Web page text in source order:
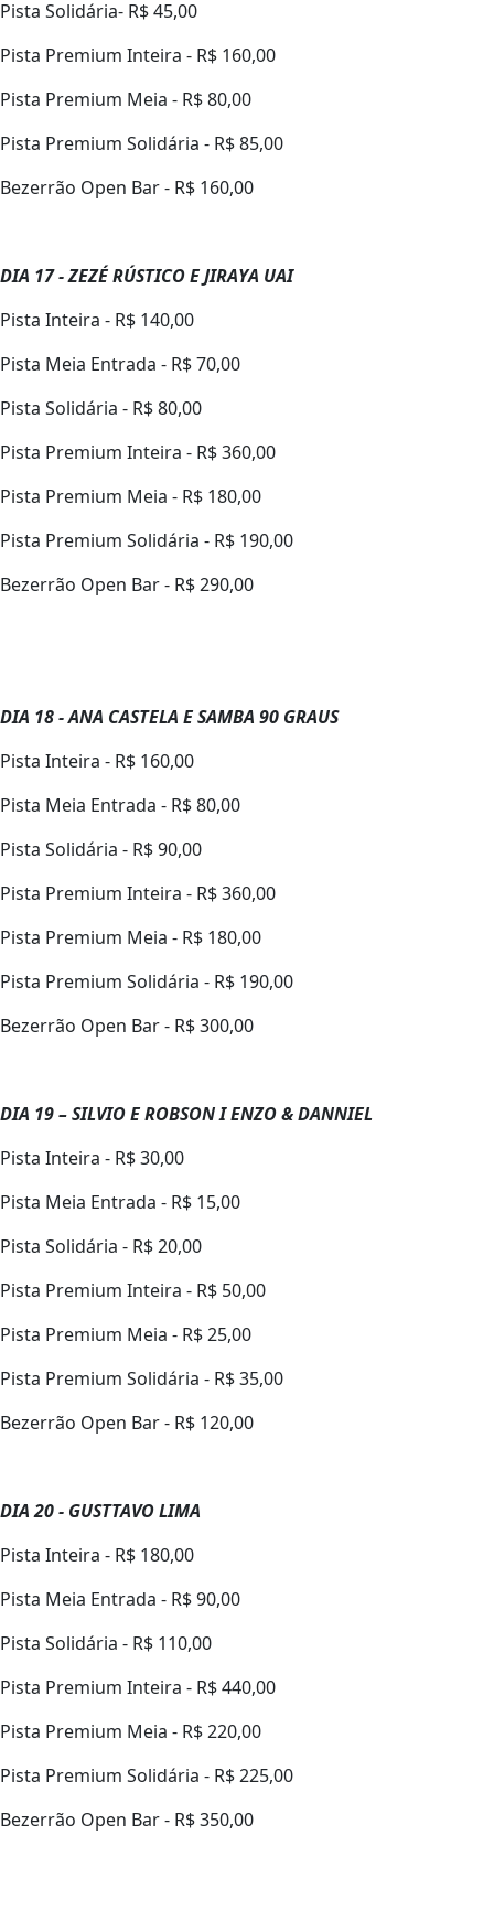
Pista Solidária- R$ 45,00
Pista Premium Inteira - R$ 160,00
Pista Premium Meia - R$ 80,00
Pista Premium Solidária - R$ 85,00
Bezerrão Open Bar - R$ 160,00
DIA 17 - ZEZÉ RÚSTICO E JIRAYA UAI
Pista Inteira - R$ 140,00
Pista Meia Entrada - R$ 70,00
Pista Solidária - R$ 80,00
Pista Premium Inteira - R$ 360,00
Pista Premium Meia - R$ 180,00
Pista Premium Solidária - R$ 190,00
Bezerrão Open Bar - R$ 290,00
DIA 18 - ANA CASTELA E SAMBA 90 GRAUS
Pista Inteira - R$ 160,00
Pista Meia Entrada - R$ 80,00
Pista Solidária - R$ 90,00
Pista Premium Inteira - R$ 360,00
Pista Premium Meia - R$ 180,00
Pista Premium Solidária - R$ 190,00
Bezerrão Open Bar - R$ 300,00
DIA 19 – SILVIO E ROBSON I ENZO & DANNIEL
Pista Inteira - R$ 30,00
Pista Meia Entrada - R$ 15,00
Pista Solidária - R$ 20,00
Pista Premium Inteira - R$ 50,00
Pista Premium Meia - R$ 25,00
Pista Premium Solidária - R$ 35,00
Bezerrão Open Bar - R$ 120,00
DIA 20 - GUSTTAVO LIMA
Pista Inteira - R$ 180,00
Pista Meia Entrada - R$ 90,00
Pista Solidária - R$ 110,00
Pista Premium Inteira - R$ 440,00
Pista Premium Meia - R$ 220,00
Pista Premium Solidária - R$ 225,00
Bezerrão Open Bar - R$ 350,00